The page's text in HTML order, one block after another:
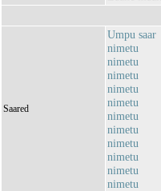
Saared
Umpu saar
nimetu
nimetu
nimetu
nimetu
nimetu
nimetu
nimetu
nimetu
nimetu
nimetu
nimetu